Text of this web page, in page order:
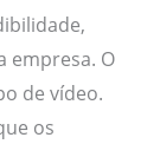
empresa. O
de vídeo.
os